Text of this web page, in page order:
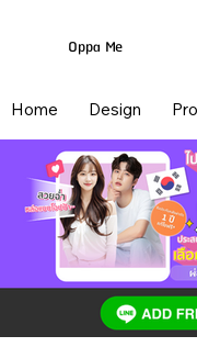
Oppa Me
Home Design